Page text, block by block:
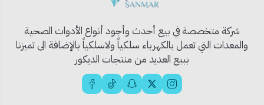
سهولة في التركيب والاستخدام
📦 محتويات المنتج:
شركة متخصصة في بيع أحدث وأجود أنواع الأدوات الصحية
والمعدات التي تعمل بالكهرباء سلكياً ولاسلكياً بالإضافة الى تميزنا
ببيع العديد من منتجات الديكور